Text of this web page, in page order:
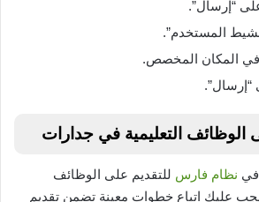
“إرسال”.
المستخدم”.
في المكان المخصص.
“إرسال”.
الوظائف التعليمية في جدارات
في نظام فارس للتقديم على الوظائف
يجب عليك اتباع خطوات معينة تضمن تقديم